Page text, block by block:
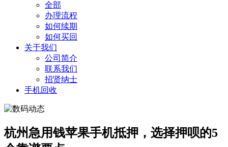
全部
办理流程
如何续期
如何买回
关于我们
公司简介
联系我们
招贤纳士
手机回收
杭州急用钱苹果手机抵押，选择押呗的5